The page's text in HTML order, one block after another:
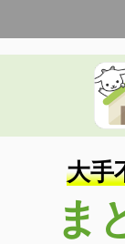
大手
ま